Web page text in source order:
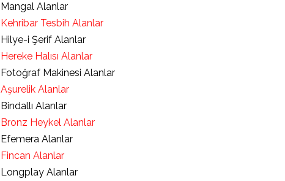
Mangal Alanlar
Kehribar Tesbih Alanlar
Hilye-i Şerif Alanlar
Hereke Halısı Alanlar
Fotoğraf Makinesi Alanlar
Aşurelik Alanlar
Bindallı Alanlar
Bronz Heykel Alanlar
Efemera Alanlar
Fincan Alanlar
Longplay Alanlar